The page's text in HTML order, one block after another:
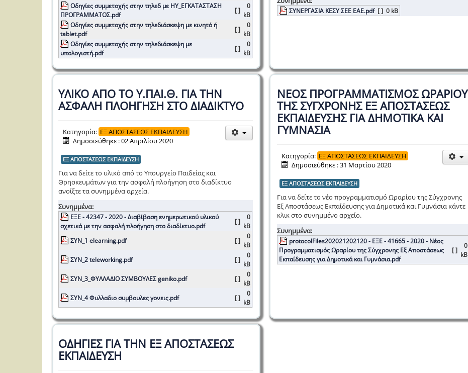
Οδηγίες συμμετοχής στην τηλεδ με ΗΥ_ΕΓΚΑΤΑΣΤΑΣΗ
ΠΡΟΓΡΑΜΜΑΤΟΣ.pdf
[ ]
0
kB
Οδηγίες συμμετοχής στην τηλεδιάσκεψη με κινητό ή
tablet.pdf
[ ]
0
kB
Οδηγίες συμμετοχής στην τηλεδιάσκεψη με
υπολογιστή.pdf
[ ]
0
kB
ΣΥΝΕΡΓΑΣΙΑ ΚΕΣΥ ΣΕΕ ΕΑΕ.pdf [ ] 0 kB
ΥΛΙΚΟ ΑΠΟ ΤΟ Υ.ΠΑΙ.Θ. ΓΙΑ ΤΗΝ
ΑΣΦΑΛΗ ΠΛΟΗΓΗΣΗ ΣΤΟ ΔΙΑΔΙΚΤΥΟ
Κατηγορία: ΕΞ ΑΠΟΣΤΑΣΕΩΣ ΕΚΠΑΙΔΕΥΣΗ
Δημοσιεύθηκε : 02 Απριλίου 2020
ΕΞ ΑΠΟΣΤΑΣΕΩΣ ΕΚΠΑΙΔΕΥΣΗ
Για να δείτε το υλικό από το Υπουργείο Παιδείας και
Θρησκευμάτων για την ασφαλή πλοήγηση στο διαδίκτυο
ανοίξτε τα συνημμένα αρχεία.
Συνημμένα:
ΕΞΕ - 42347 - 2020 - Διαβίβαση ενημερωτικού υλικού
σχετικά με την ασφαλή πλοήγηση στο διαδίκτυο.pdf
[ ]
0
kB
ΣΥΝ_1 elearning.pdf
[ ]
0
kB
ΣΥΝ_2 teleworking.pdf
[ ]
0
kB
ΣΥΝ_3_ΦΥΛΛAΔΙΟ ΣΥΜΒΟΥΛΕΣ geniko.pdf
[ ]
0
kB
ΣΥΝ_4 Φυλλαδιο συμβουλες γονεις.pdf
[ ]
0
kB
ΝΕΟΣ ΠΡΟΓΡΑΜΜΑΤΙΣΜΟΣ ΩΡΑΡΙΟΥ
ΤΗΣ ΣΥΓΧΡΟΝΗΣ ΕΞ ΑΠΟΣΤΑΣΕΩΣ
ΕΚΠΑΙΔΕΥΣΗΣ ΓΙΑ ΔΗΜΟΤΙΚΑ ΚΑΙ
ΓΥΜΝΑΣΙΑ
Κατηγορία: ΕΞ ΑΠΟΣΤΑΣΕΩΣ ΕΚΠΑΙΔΕΥΣΗ
Δημοσιεύθηκε : 31 Μαρτίου 2020
ΕΞ ΑΠΟΣΤΑΣΕΩΣ ΕΚΠΑΙΔΕΥΣΗ
Για να δείτε το νέο προγραμματισμό Ωραρίου της Σύγχρονης
Εξ Αποστάσεως Εκπαίδευσης για Δημοτικά και Γυμνάσια κάντε
κλικ στο συνημμένο αρχείο.
Συνημμένα:
protocolFiles202021202120 - ΕΞΕ - 41665 - 2020 - Νέος
Προγραμματισμός Ωραρίου της Σύγχρονης Εξ Αποστάσεως
Εκπαίδευσης για Δημοτικά και Γυμνάσια.pdf
[ ]
0
kB
ΟΔΗΓΙΕΣ ΓΙΑ ΤΗΝ ΕΞ ΑΠΟΣΤΑΣΕΩΣ
ΕΚΠΑΙΔΕΥΣΗ